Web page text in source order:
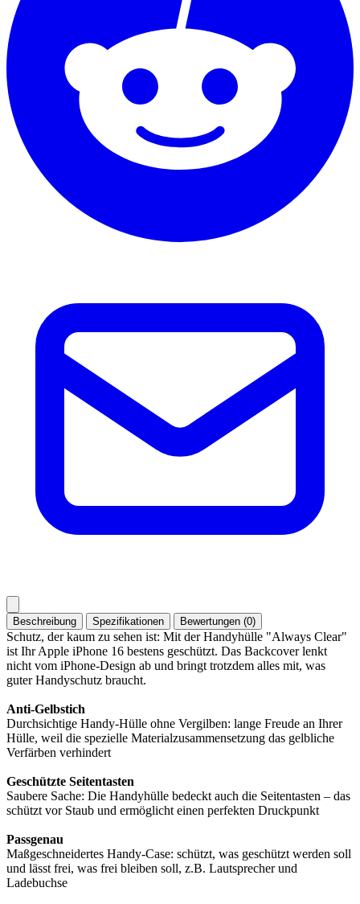
Beschreibung Spezifikationen Bewertungen (0)
Schutz, der kaum zu sehen ist: Mit der Handyhülle "Always Clear"
ist Ihr Apple iPhone 16 bestens geschützt. Das Backcover lenkt
nicht vom iPhone-Design ab und bringt trotzdem alles mit, was
guter Handyschutz braucht.
Anti-Gelbstich
Durchsichtige Handy-Hülle ohne Vergilben: lange Freude an Ihrer
Hülle, weil die spezielle Materialzusammensetzung das gelbliche
Verfärben verhindert
Geschützte Seitentasten
Saubere Sache: Die Handyhülle bedeckt auch die Seitentasten – das
schützt vor Staub und ermöglicht einen perfekten Druckpunkt
Passgenau
Maßgeschneidertes Handy-Case: schützt, was geschützt werden soll
und lässt frei, was frei bleiben soll, z.B. Lautsprecher und
Ladebuchse